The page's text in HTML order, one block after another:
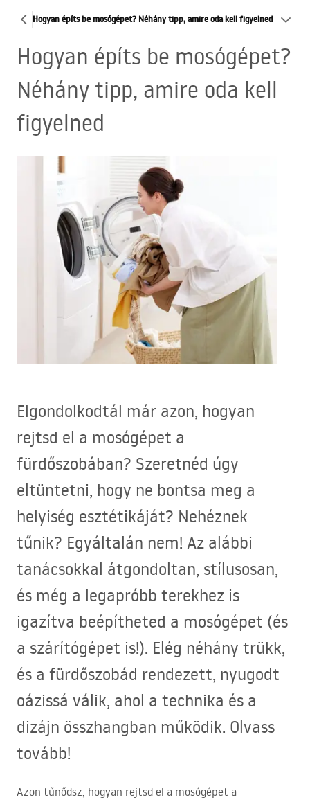
Hogyan építs be mosógépet? Néhány tipp, amire oda kell figyelned
Hogyan építs be mosógépet?
Néhány tipp, amire oda kell
figyelned
Elgondolkodtál már azon, hogyan
rejtsd el a mosógépet a
fürdőszobában? Szeretnéd úgy
eltüntetni, hogy ne bontsa meg a
helyiség esztétikáját? Nehéznek
tűnik? Egyáltalán nem! Az alábbi
tanácsokkal átgondoltan, stílusosan,
és még a legapróbb terekhez is
igazítva beépítheted a mosógépet (és
a szárítógépet is!). Elég néhány trükk,
és a fürdőszobád rendezett, nyugodt
oázissá válik, ahol a technika és a
dizájn összhangban működik. Olvass
tovább!
Azon tűnődsz, hogyan rejtsd el a mosógépet a